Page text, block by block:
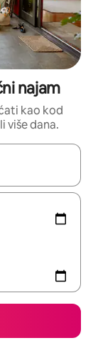
najam
kao kod
više dana.